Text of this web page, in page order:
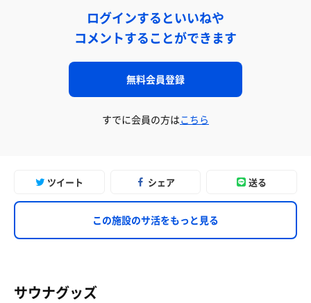
ログインするといいねや
コメントすることができます
無料会員登録
すでに会員の方はこちら
ツイート シェア 送る
この施設のサ活をもっと見る
サウナグッズ